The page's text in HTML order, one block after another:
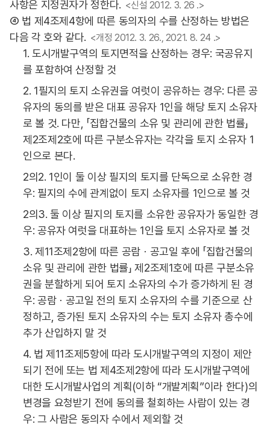
사항은 지정권자가 정한다. <신설 2012. 3. 26 .>
④ 법 제4조제4항에 따른 동의자의 수를 산정하는 방법은
다음 각 호와 같다. <개정 2012. 3. 26., 2021. 8. 24 .>
1. 도시개발구역의 토지면적을 산정하는 경우: 국공유지
를 포함하여 산정할 것
2. 1필지의 토지 소유권을 여럿이 공유하는 경우: 다른 공
유자의 동의를 받은 대표 공유자 1인을 해당 토지 소유자
로 볼 것. 다만, 「집합건물의 소유 및 관리에 관한 법률」
제2조제2호에 따른 구분소유자는 각각을 토지 소유자 1
인으로 본다.
2의2. 1인이 둘 이상 필지의 토지를 단독으로 소유한 경
우: 필지의 수에 관계없이 토지 소유자를 1인으로 볼 것
2의3. 둘 이상 필지의 토지를 소유한 공유자가 동일한 경
우: 공유자 여럿을 대표하는 1인을 토지 소유자로 볼 것
3. 제11조제2항에 따른 공람ㆍ공고일 후에 「집합건물의
소유 및 관리에 관한 법률」 제2조제1호에 따른 구분소유
권을 분할하게 되어 토지 소유자의 수가 증가하게 된 경
우: 공람ㆍ공고일 전의 토지 소유자의 수를 기준으로 산
정하고, 증가된 토지 소유자의 수는 토지 소유자 총수에
추가 산입하지 말 것
4. 법 제11조제5항에 따라 도시개발구역의 지정이 제안
되기 전에 또는 법 제4조제2항에 따라 도시개발구역에
대한 도시개발사업의 계획(이하 “개발계획”이라 한다)의
변경을 요청받기 전에 동의를 철회하는 사람이 있는 경
우: 그 사람은 동의자 수에서 제외할 것